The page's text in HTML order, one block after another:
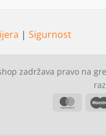
| Sigurnost
zadržava pravo na